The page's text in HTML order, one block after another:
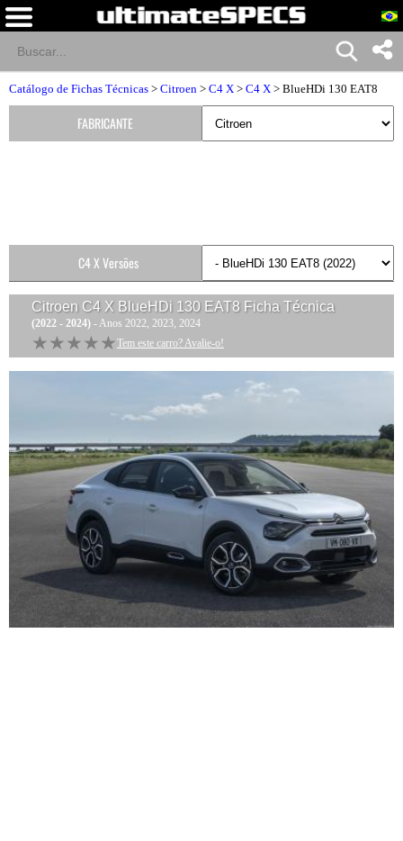
Catálogo de Fichas Técnicas > Citroen > C4 X > C4 X > BlueHDi 130 EAT8
Citroen C4 X BlueHDi 130 EAT8 Ficha Técnica
(2022 - 2024) - Anos 2022, 2023, 2024
★★★★★
★★★★★ Tem este carro? Avalie-o!
FABRICANTE
C4 X Versões